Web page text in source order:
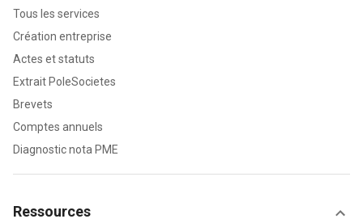
Tous les services
Création entreprise
Actes et statuts
Extrait PoleSocietes
Brevets
Comptes annuels
Diagnostic nota PME
Ressources